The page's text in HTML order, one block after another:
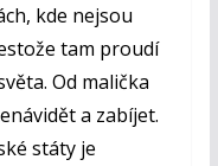
kde nejsou
tam proudí
Od malička
a zabíjet.
státy je